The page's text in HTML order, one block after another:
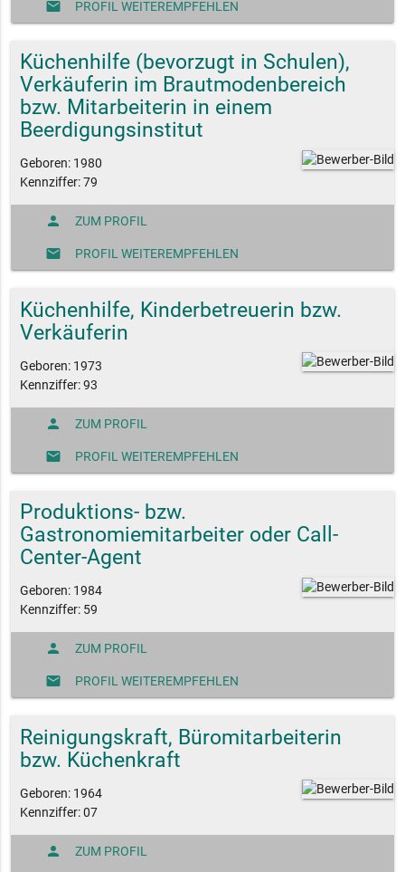
mail PROFIL WEITEREMPFEHLEN
Küchenhilfe (bevorzugt in Schulen),
Verkäuferin im Brautmodenbereich
bzw. Mitarbeiterin in einem
Beerdigungsinstitut
Geboren: 1980
Kennziffer: 79
person ZUM PROFIL
mail PROFIL WEITEREMPFEHLEN
Küchenhilfe, Kinderbetreuerin bzw.
Verkäuferin
Geboren: 1973
Kennziffer: 93
person ZUM PROFIL
mail PROFIL WEITEREMPFEHLEN
Produktions- bzw.
Gastronomiemitarbeiter oder Call-
Center-Agent
Geboren: 1984
Kennziffer: 59
person ZUM PROFIL
mail PROFIL WEITEREMPFEHLEN
Reinigungskraft, Büromitarbeiterin
bzw. Küchenkraft
Geboren: 1964
Kennziffer: 07
person ZUM PROFIL